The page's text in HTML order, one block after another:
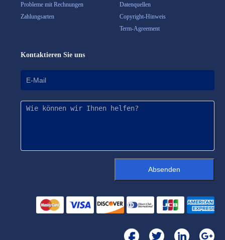
Probleme mit Rechnungen
Zahlungsarten
Datenquellen
Copyright-Hinweis
Term-Agreement
Kontaktieren Sie uns
Absenden